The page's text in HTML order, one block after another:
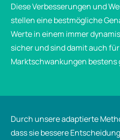
Diese Verbesserungen und
stellen eine bestmögliche
Werte in einem immer
sicher und sind damit auch
Marktschwankungen bestens
Durch unsere adaptierte
dass sie bessere